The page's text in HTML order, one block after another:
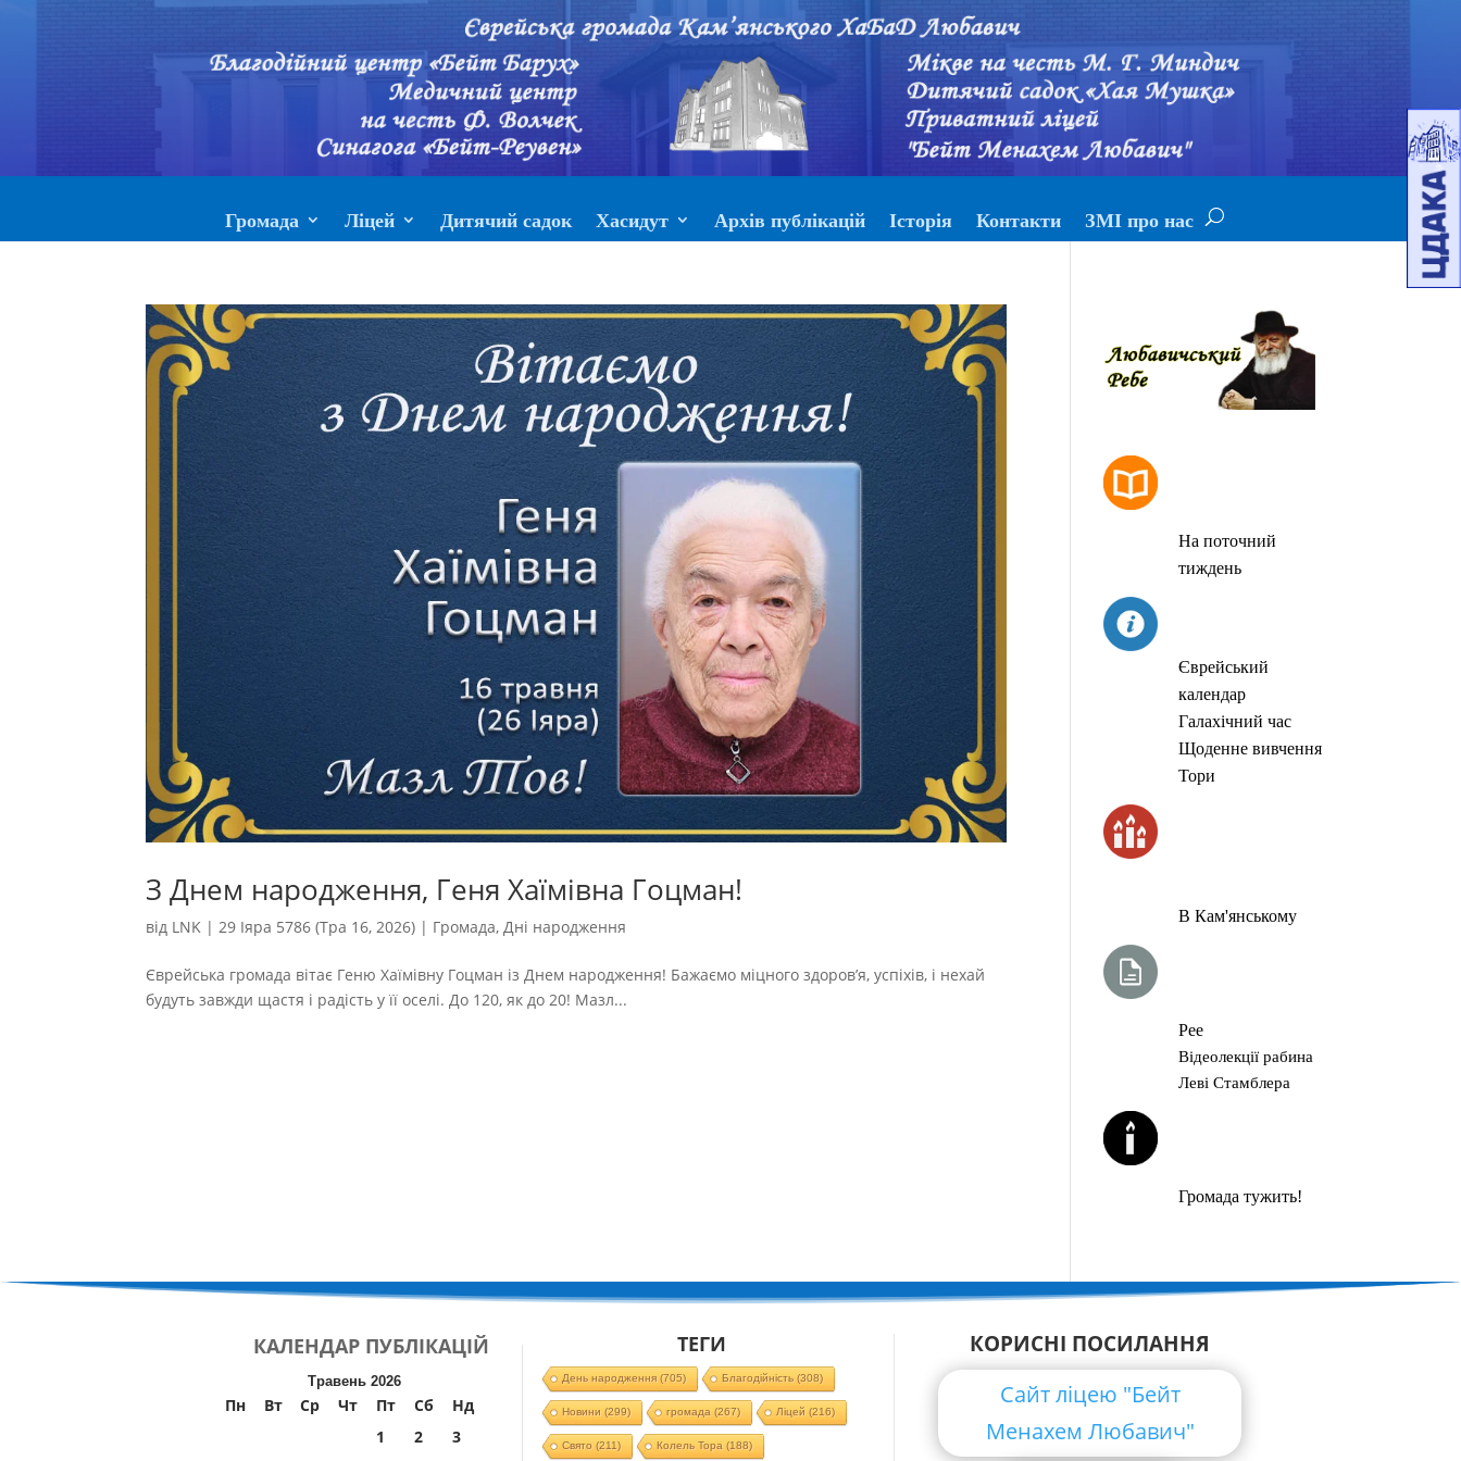
Громада Ліцей Дитячий садок Хасидут Архів публікацій Історія Контакти ЗМІ про нас
З Днем народження, Геня Хаїмівна Гоцман!
від LNK | 29 Іяра 5786 (Тра 16, 2026) | Громада, Дні народження
Єврейська громада вітає Геню Хаїмівну Гоцман із Днем народження! Бажаємо міцного здоров’я, успіхів, і нехай
будуть завжди щастя і радість у її оселі. До 120, як до 20! Мазл...
На поточний
тиждень
Єврейський
календар
Галахічний час
Щоденне вивчення
Тори
В Кам'янському
Рее
Відеолекції рабина
Леві Стамблера
Громада тужить!
КАЛЕНДАР ПУБЛІКАЦІЙ
Травень 2026
Пн Вт Ср Чт Пт Сб
Нд
1
2
3
ТЕГИ
День народження(705) Благодійність (308)
Новини (299) громада (267) Ліцей (216)
Свято (211) Колель Тора (188)
КОРИСНІ ПОСИЛАННЯ
Сайт ліцею "Бейт
Менахем Любавич"